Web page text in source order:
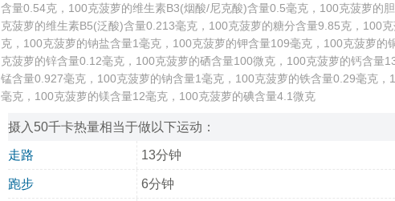
含量0.54克，100克菠萝的维生素B3(烟酸/尼克酸)含量0.5毫克，100克菠萝的
克菠萝的维生素B5(泛酸)含量0.213毫克，100克菠萝的糖分含量9.85克，100
克，100克菠萝的钠盐含量1毫克，100克菠萝的钾含量109毫克，100克菠萝的
克菠萝的锌含量0.12毫克，100克菠萝的硒含量100微克，100克菠萝的钙含量
锰含量0.927毫克，100克菠萝的钠含量1毫克，100克菠萝的铁含量0.29毫克，
毫克，100克菠萝的镁含量12毫克，100克菠萝的碘含量4.1微克
摄入50千卡热量相当于做以下运动：
走路 13分钟
跑步 6分钟